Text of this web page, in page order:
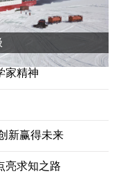
家精神
新赢得未来
亮求知之路